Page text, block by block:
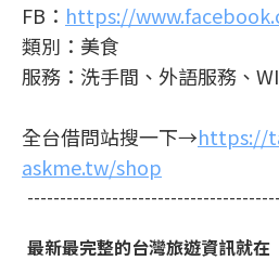
FB： https://
類別：美食
服務：洗手間、外語服務、
全台借問站搜一下→https://
askme.tw/shop
最新最完整的台灣旅遊資訊就在